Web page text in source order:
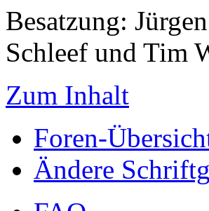
Besatzung:
Schleef und Tim
Zum Inhalt
Foren-
Ändere